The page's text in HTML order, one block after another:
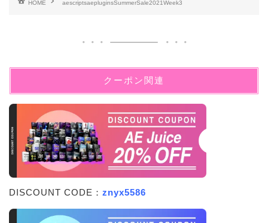
HOME aescriptsaepluginsSummerSale2021Week3
クーポン関連
DISCOUNT CODE： znyx5586